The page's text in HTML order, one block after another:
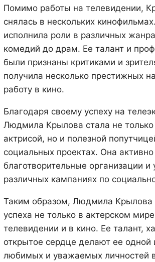
Помимо работы на телевидении,
снялась в нескольких
исполнила роли в различных
комедий до драм. Ее талант и
были признаны критиками и
получила несколько престижных
работу в кино.
Благодаря своему успеху на
Людмила Крылова стала не только
актрисой, но и полезной
социальных проектах. Она
благотворительные организации и
различных кампаниях по
Таким образом, Людмила Крылова
успеха не только в актерском
телевидении и в кино. Ее талант,
открытое сердце делают ее одной
любимых и уважаемых личностей